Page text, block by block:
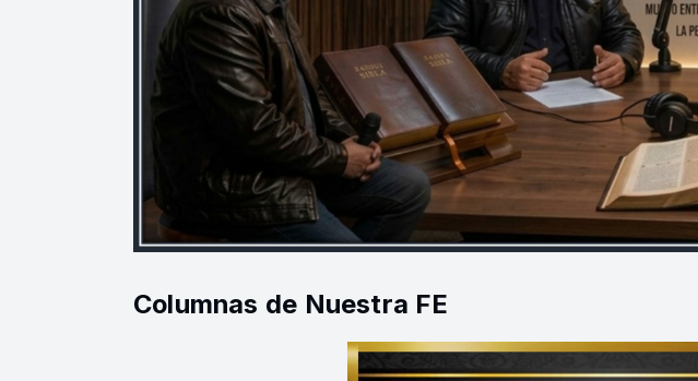
Columnas de Nuestra FE